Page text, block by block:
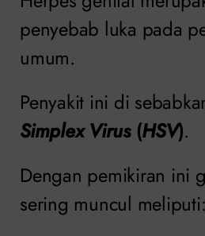
penyebab luka pada
umum.
Penyakit ini di
Simplex Virus(HSV).
Dengan pemikiran ini
sering muncul meliputi: